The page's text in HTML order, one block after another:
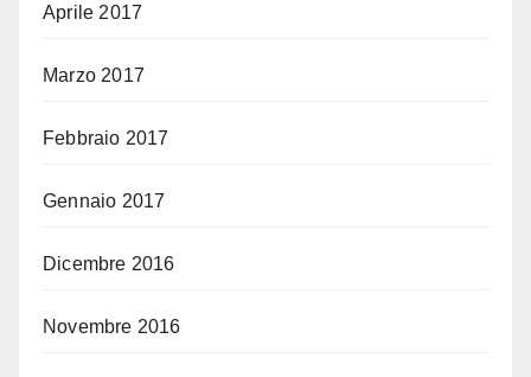
Aprile 2017
Marzo 2017
Febbraio 2017
Gennaio 2017
Dicembre 2016
Novembre 2016